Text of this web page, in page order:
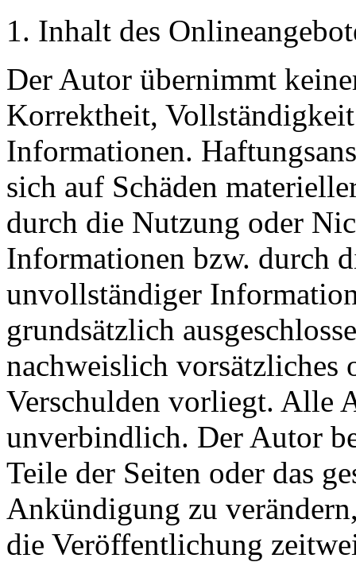
1. Inhalt des
Der Autor übernimmt
Korrektheit,
Informationen.
sich auf Schäden
durch die Nutzung oder
Informationen bzw. durch
unvollständiger
grundsätzlich
nachweislich vorsätzliches
Verschulden vorliegt. Alle
unverbindlich. Der Autor
Teile der Seiten oder das
Ankündigung zu
die Veröffentlichung